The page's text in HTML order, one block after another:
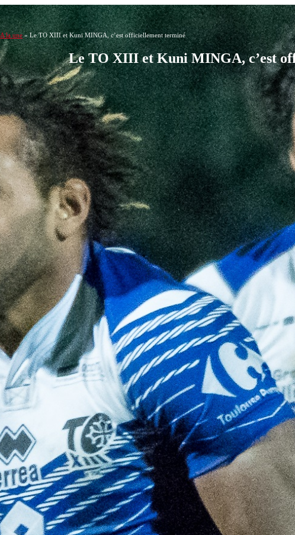
A la une»Le TO XIII et Kuni MINGA, c’est officiellement terminé
Le TO XIII et Kuni MINGA, c’est